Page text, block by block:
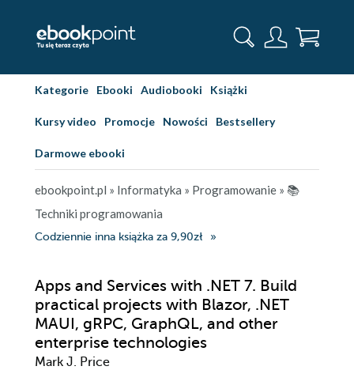
Kategorie Ebooki Audiobooki Książki
Kursy video Promocje Nowości Bestsellery
Darmowe ebooki
ebookpoint.pl » Informatyka » Programowanie » 📚
Techniki programowania
Codziennie inna książka za 9,90zł
Apps and Services with .NET 7. Build
practical projects with Blazor, .NET
MAUI, gRPC, GraphQL, and other
enterprise technologies
Mark J. Price